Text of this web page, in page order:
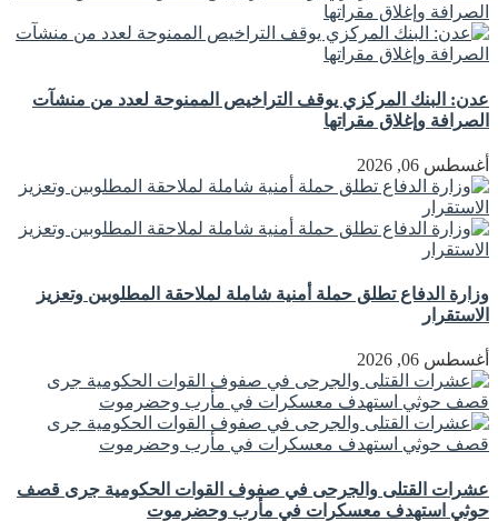
عدن: البنك المركزي يوقف التراخيص الممنوحة لعدد من منشآت
الصرافة وإغلاق مقراتها
أغسطس 06, 2026
وزارة الدفاع تطلق حملة أمنية شاملة لملاحقة المطلوبين وتعزيز
الاستقرار
أغسطس 06, 2026
عشرات القتلى والجرحى في صفوف القوات الحكومية جرى قصف
حوثي استهدف معسكرات في مأرب وحضرموت